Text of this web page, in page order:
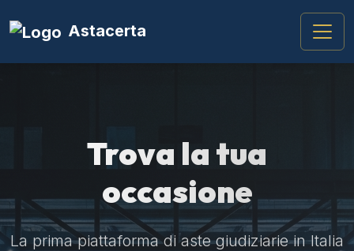
Astacerta
Trova la tua
occasione
La prima piattaforma di aste giudiziarie in Italia